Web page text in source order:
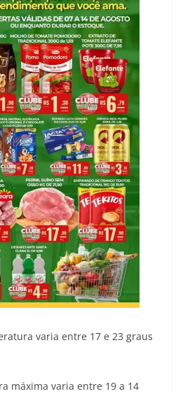
varia entre 17 e 23 graus
máxima varia entre 19 a 14